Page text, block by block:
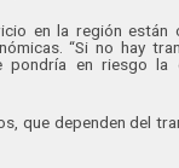
en la región
“Si no hay
en riesgo la
que dependen del